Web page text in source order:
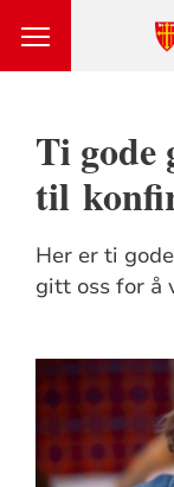
Ti gode
til
Her er ti
gitt oss for å